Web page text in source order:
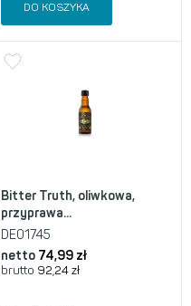
DO KOSZYKA
Bitter Truth, oliwkowa,
przyprawa...
DE01745
netto 74,99 zł
brutto 92,24 zł